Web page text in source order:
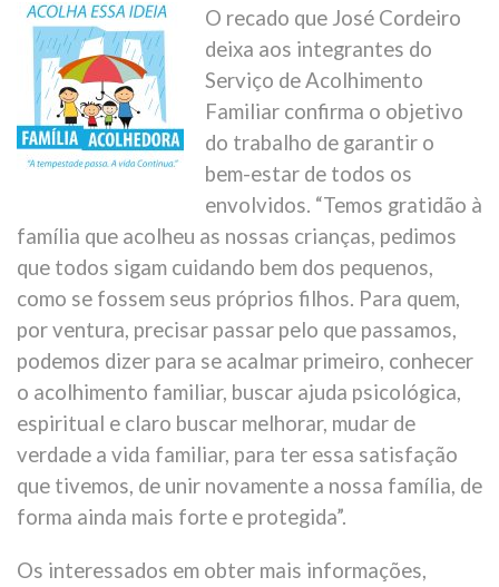
O recado que José Cordeiro
deixa aos integrantes do
Serviço de Acolhimento
Familiar confirma o objetivo
do trabalho de garantir o
bem-estar de todos os
envolvidos. “Temos gratidão à
família que acolheu as nossas crianças, pedimos
que todos sigam cuidando bem dos pequenos,
como se fossem seus próprios filhos. Para quem,
por ventura, precisar passar pelo que passamos,
podemos dizer para se acalmar primeiro, conhecer
o acolhimento familiar, buscar ajuda psicológica,
espiritual e claro buscar melhorar, mudar de
verdade a vida familiar, para ter essa satisfação
que tivemos, de unir novamente a nossa família, de
forma ainda mais forte e protegida”.
Os interessados em obter mais informações,